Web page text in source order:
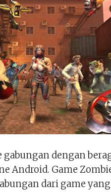
gabungan dengan
Android. Game
dari game